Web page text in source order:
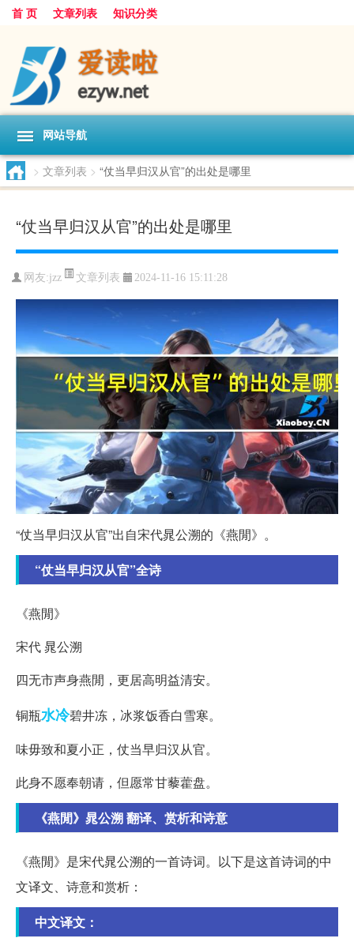
首 页 文章列表 知识分类
网站导航
> 文章列表 > “仗当早归汉从官”的出处是哪里
“仗当早归汉从官”的出处是哪里
网友:jzz 文章列表 2024-11-16 15:11:28
“仗当早归汉从官”出自宋代晁公溯的《燕閒》。
“仗当早归汉从官”全诗
《燕閒》
宋代 晁公溯
四无市声身燕閒，更居高明益清安。
铜瓶水冷碧井冻，冰浆饭香白雪寒。
味毋致和夏小正，仗当早归汉从官。
此身不愿奉朝请，但愿常甘藜藿盘。
《燕閒》晁公溯 翻译、赏析和诗意
《燕閒》是宋代晁公溯的一首诗词。以下是这首诗词的中
文译文、诗意和赏析：
中文译文：